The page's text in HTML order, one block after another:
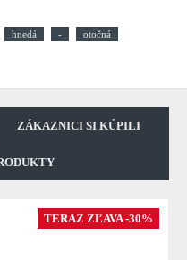
hnedá - otočná
ZÁKAZNICI SI KÚPILI
TERAZ ZĽAVA -30%